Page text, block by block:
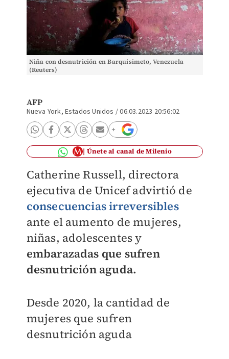
Niña con desnutrición en Barquisimeto, Venezuela
(Reuters)
AFP
Nueva York, Estados Unidos /06.03.2023 20:56:02
Únete al canal de Milenio
Catherine Russell, directora
ejecutiva de Unicef advirtió de
consecuencias irreversibles
ante el aumento de mujeres,
niñas, adolescentes y
embarazadas que sufren
desnutrición aguda.
Desde 2020, la cantidad de
mujeres que sufren
desnutrición aguda